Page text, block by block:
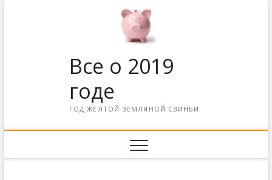
Все о 2019
годе
ГОД ЖЕЛТОЙ ЗЕМЛЯНОЙ СВИНЬИ